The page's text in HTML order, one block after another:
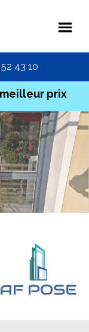
43 10
meilleur prix